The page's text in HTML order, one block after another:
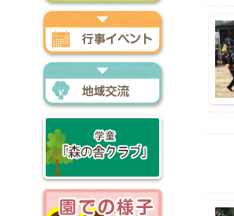
食育
行事イベント
地域交流
森の舎クラブ